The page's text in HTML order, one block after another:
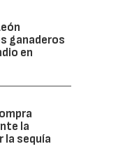
ganaderos
en
la
la sequía